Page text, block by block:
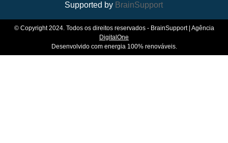
Supported by BrainSupport
© Copyright 2024. Todos os direitos reservados - BrainSupport | Agência
DigitalOne
Desenvolvido com energia 100% renováveis.